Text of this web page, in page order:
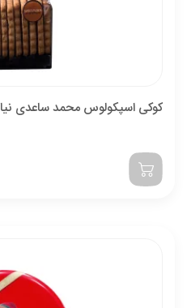
کوکی اسپکولوس محمد ساعدی نیا 150 گرمی